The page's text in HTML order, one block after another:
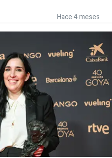
Hace 4 meses